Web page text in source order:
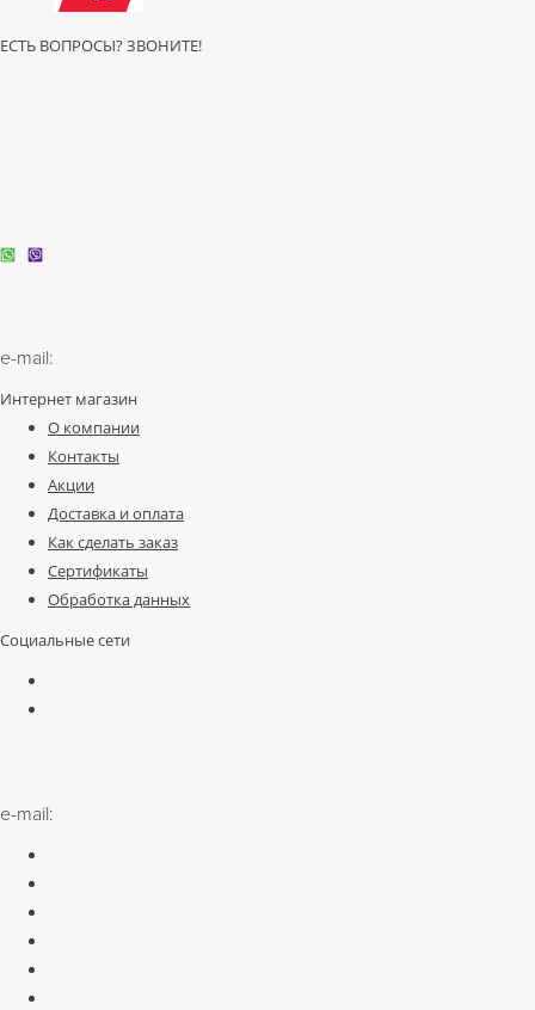
ЕСТЬ ВОПРОСЫ? ЗВОНИТЕ!
e-mail:
Интернет магазин
О компании
Контакты
Акции
Доставка и оплата
Как сделать заказ
Сертификаты
Обработка данных
Социальные сети
e-mail: